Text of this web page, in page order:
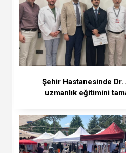
Şehir Hastanesinde Dr.
uzmanlık eğitimini